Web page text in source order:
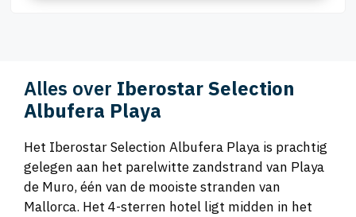
Alles over Iberostar Selection
Albufera Playa
Het Iberostar Selection Albufera Playa is prachtig
gelegen aan het parelwitte zandstrand van Playa
de Muro, één van de mooiste stranden van
Mallorca. Het 4-sterren hotel ligt midden in het